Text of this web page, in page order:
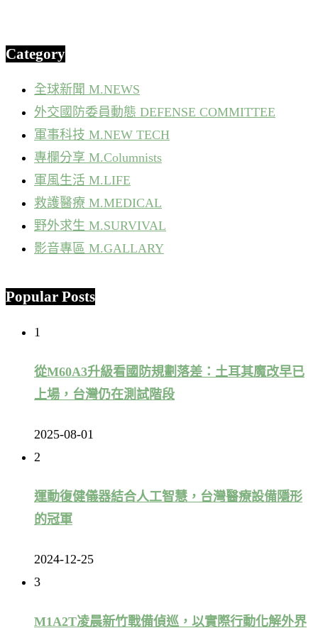
Category
全球新聞 M.NEWS
外交國防委員動態 DEFENSE COMMITTEE
軍事科技 M.NEW TECH
專欄分享 M.Columnists
軍風生活 M.LIFE
救護醫療 M.MEDICAL
野外求生 M.SURVIVAL
影音專區 M.GALLARY
Popular Posts
1
從M60A3升級看國防規劃落差：土耳其魔改早已
上場，台灣仍在測試階段
2025-08-01
2
運動復健儀器結合人工智慧，台灣醫療設備隱形
的冠軍
2024-12-25
3
M1A2T凌晨新竹戰備偵巡，以實際行動化解外界